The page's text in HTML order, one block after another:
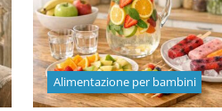
Alimentazione per bambini